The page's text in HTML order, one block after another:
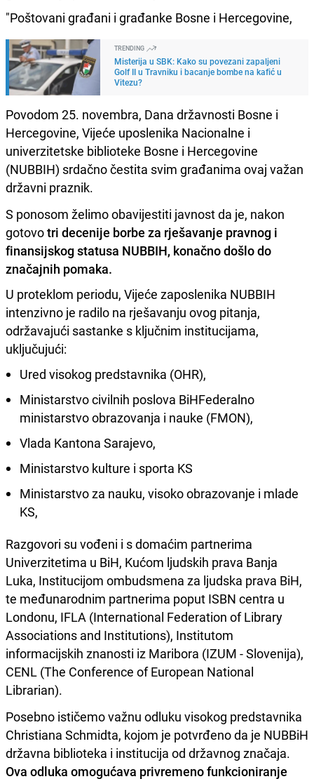
"Poštovani građani i građanke Bosne i Hercegovine,
TRENDING
Misterija u SBK: Kako su povezani zapaljeni
Golf II u Travniku i bacanje bombe na kafić u
Vitezu?
Povodom 25. novembra, Dana državnosti Bosne i
Hercegovine, Vijeće uposlenika Nacionalne i
univerzitetske biblioteke Bosne i Hercegovine
(NUBBIH) srdačno čestita svim građanima ovaj važan
državni praznik.
S ponosom želimo obavijestiti javnost da je, nakon
gotovotri decenije borbe za rješavanje pravnog i
finansijskog statusa NUBBIH, konačno došlo do
značajnih pomaka.
U proteklom periodu, Vijeće zaposlenika NUBBIH
intenzivno je radilo na rješavanju ovog pitanja,
održavajući sastanke s ključnim institucijama,
uključujući:
Ured visokog predstavnika (OHR),
Ministarstvo civilnih poslova BiHFederalno
ministarstvo obrazovanja i nauke (FMON),
Vlada Kantona Sarajevo,
Ministarstvo kulture i sporta KS
Ministarstvo za nauku, visoko obrazovanje i mlade
KS,
Razgovori su vođeni i s domaćim partnerima
Univerzitetima u BiH, Kućom ljudskih prava Banja
Luka, Institucijom ombudsmena za ljudska prava BiH,
te međunarodnim partnerima poput ISBN centra u
Londonu, IFLA (International Federation of Library
Associations and Institutions), Institutom
informacijskih znanosti iz Maribora (IZUM - Slovenija),
CENL (The Conference of European National
Librarian).
Posebno ističemo važnu odluku visokog predstavnika
Christiana Schmidta, kojom je potvrđeno da je NUBBiH
državna biblioteka i institucija od državnog značaja.
Ova odluka omogućava privremeno funkcioniranje